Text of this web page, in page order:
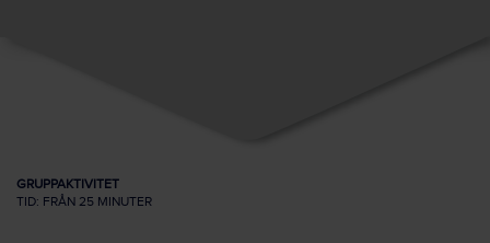
GRUPPAKTIVITET
TID: FRÅN 25 MINUTER